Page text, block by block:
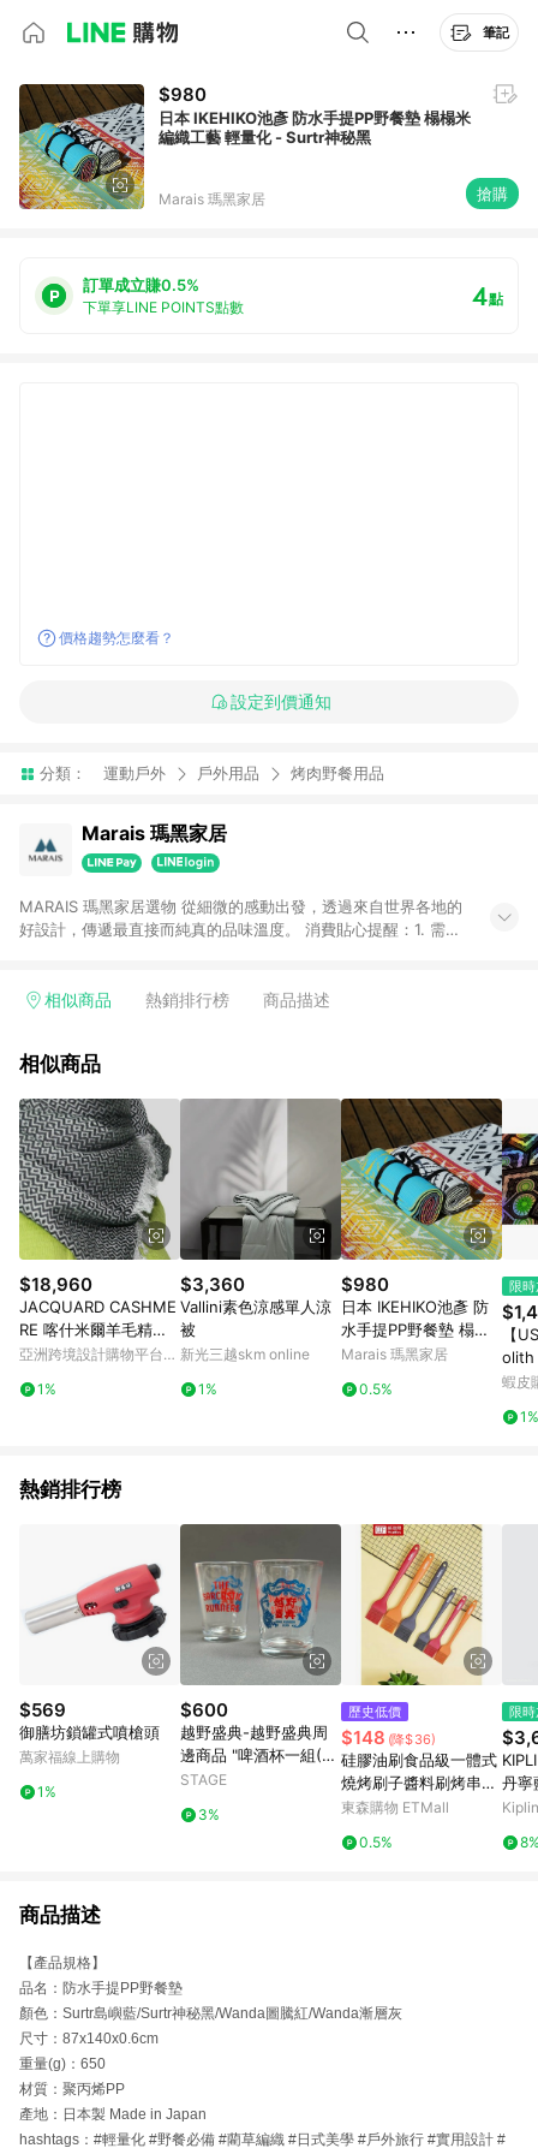
筆記
$980
日本 IKEHIKO池彥 防水手提PP野餐墊 榻榻米
編織工藝 輕量化 - Surtr神秘黑
Marais 瑪黑家居 搶購
訂單成立賺0.5%
下單享LINE POINTS點數 4點
價格趨勢怎麼看？
設定到價通知
分類： 運動戶外 戶外用品 烤肉野餐用品
Marais 瑪黑家居
MARAIS 瑪黑家居選物 從細微的感動出發，透過來自世界各地的
好設計，傳遞最直接而純真的品味溫度。 消費貼心提醒：1. 需透
APP下單，將不符合贈點資格。 3. 點數將於出貨後60天前後發
相似商品 熱銷排行榜 商品描述
相似商品
$18,960
JACQUARD CASHME
RE 喀什米爾羊毛精品
圍巾
亞洲跨境設計購物平台
1%
$3,360
Vallini素色涼感單人涼
被
新光三越skm online
1%
$980
日本 IKEHIKO池彥 防
水手提PP野餐墊 榻榻
米編織工藝 輕量化 - S
Marais 瑪黑家居
0.5%
限
【
olith
蝦皮
1%
熱銷排行榜
$569
御膳坊鎖罐式噴槍頭
萬家福線上購物
1%
$600
越野盛典-越野盛典周
邊商品 "啤酒杯一組(6
入)"
STAGE
3%
歷史低價
$148 (降$36)
硅膠油刷食品級一體式
燒烤刷子醬料刷烤串烤
肉耐高溫家用烘焙工具
東森購物 ETMall
0.5%
限
丹寧
O
商品描述
【產品規格】
品名：防水手提PP野餐墊
顏色：Surtr島嶼藍/Surtr神秘黑/Wanda圖騰紅/Wanda漸層灰
尺寸：87x140x0.6cm
重量(g)：650
材質：聚丙烯PP
產地：日本製 Made in Japan
hashtags：#輕量化 #野餐必備 #藺草編織 #日式美學 #戶外旅行 #實用設計 #